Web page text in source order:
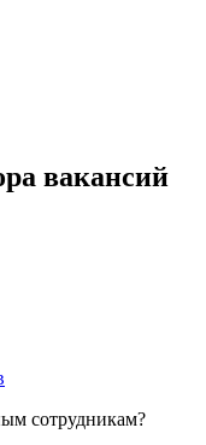
вакансий
сотрудникам?